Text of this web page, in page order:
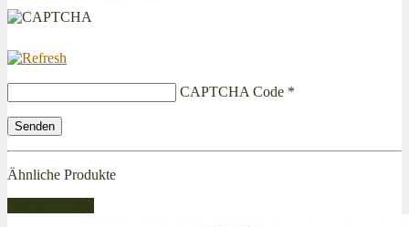
CAPTCHA Code *
Ähnliche Produkte